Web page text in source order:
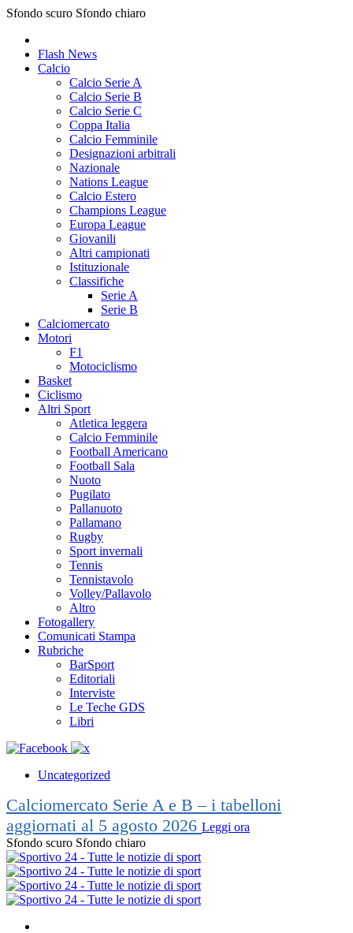
Sfondo scuro Sfondo chiaro
Flash News
Calcio
Calcio Serie A
Calcio Serie B
Calcio Serie C
Coppa Italia
Calcio Femminile
Designazioni arbitrali
Nazionale
Nations League
Calcio Estero
Champions League
Europa League
Giovanili
Altri campionati
Istituzionale
Classifiche
Serie A
Serie B
Calciomercato
Motori
F1
Motociclismo
Basket
Ciclismo
Altri Sport
Atletica leggera
Calcio Femminile
Football Americano
Football Sala
Nuoto
Pugilato
Pallanuoto
Pallamano
Rugby
Sport invernali
Tennis
Tennistavolo
Volley/Pallavolo
Altro
Fotogallery
Comunicati Stampa
Rubriche
BarSport
Editoriali
Interviste
Le Teche GDS
Libri
Uncategorized
Calciomercato Serie A e B – i tabelloni
aggiornati al 5 agosto 2026 Leggi ora
Sfondo scuro Sfondo chiaro